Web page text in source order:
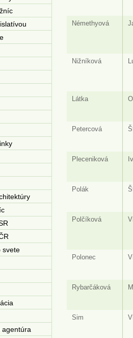
Némethyová
Nižníková
Látka
Petercová
Pleceniková
Polák
Polčíková
Polonec
Rybarčáková
Sim
svete
agentúra